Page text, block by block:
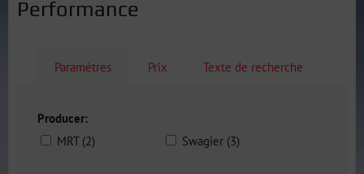
Performance
Paramètres Prix Texte de recherche
Producer:
MRT (2)
Swagier (3)